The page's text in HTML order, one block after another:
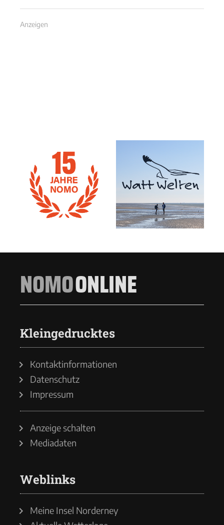
Anzeigen
NOMOONLINE
Kleingedrucktes
Kontaktinformationen
Datenschutz
Impressum
Anzeige schalten
Mediadaten
Weblinks
Meine Insel Norderney